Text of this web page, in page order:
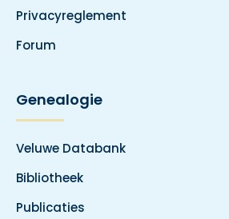
Privacyreglement
Forum
Genealogie
Veluwe Databank
Bibliotheek
Publicaties